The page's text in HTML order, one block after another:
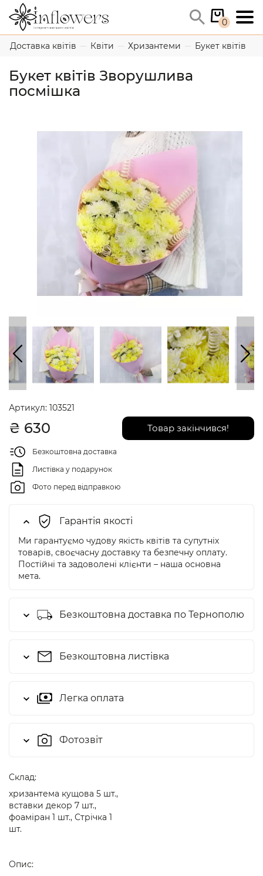
0
Доставка квітів Квіти Хризантеми Букет квітів
Букет квітів Зворушлива
посмішка
Артикул: 103521
₴ 630 Товар закінчився!
Безкоштовна доставка
Листівка у подарунок
Фото перед відправкою
Гарантія якості
Ми гарантуємо чудову якість квітів та супутніх
товарів, своєчасну доставку та безпечну оплату.
Постійні та задоволені клієнти – наша основна
мета.
Безкоштовна доставка по Тернополю
Безкоштовна листівка
Легка оплата
Фотозвіт
Cклад:
хризантема кущова 5 шт.,
вставки декор 7 шт.,
фоаміран 1 шт., Стрічка 1
шт.
Опис: